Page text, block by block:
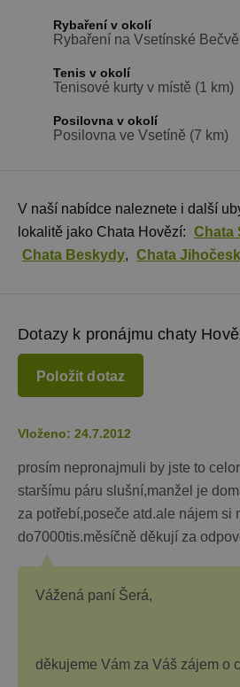
Rybaření v okolí
Rybaření na Vsetínské
Tenis v okolí
Tenisové kurty v místě (1 km)
Posilovna v okolí
Posilovna ve Vsetíně (7 km)
V naší nabídce naleznete i další
lokalitě jako Chata Hovězí: Chata
Chata Beskydy, Chata
Dotazy k pronájmu chaty
Položit dotaz
Vloženo: 24.7.2012
prosím nepronajmuli by jste to
staršímu páru slušní,manžel je
za potřebí,poseče atd.ale nájem si
do7000tis.měsíčně děkují za
Vážená paní Šerá,
děkujeme Vám za Váš zájem o